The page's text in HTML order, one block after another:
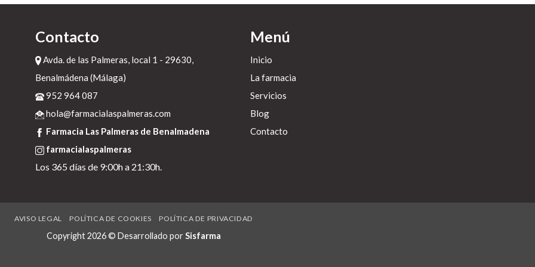
Contacto
Avda. de las Palmeras, local 1 - 29630,
Benalmádena (Málaga)
952 964 087
hola@farmacialaspalmeras.com
Farmacia Las Palmeras de Benalmadena
farmacialaspalmeras
Los 365 días de 9:00h a 21:30h.
Menú
Inicio
La farmacia
Servicios
Blog
Contacto
AVISO LEGAL POLÍTICA DE COOKIES POLÍTICA DE PRIVACIDAD
Copyright 2026 © Desarrollado por Sisfarma